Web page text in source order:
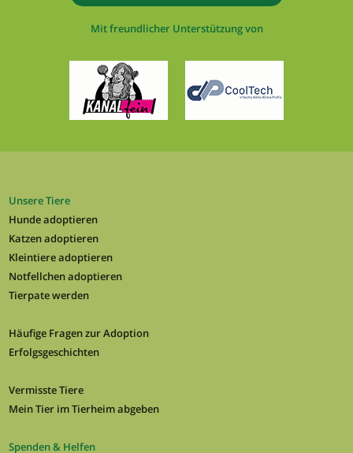
Mit freundlicher Unterstützung von
Unsere Tiere
Hunde adoptieren
Katzen adoptieren
Kleintiere adoptieren
Notfellchen adoptieren
Tierpate werden
Häufige Fragen zur Adoption
Erfolgsgeschichten
Vermisste Tiere
Mein Tier im Tierheim abgeben
Spenden & Helfen